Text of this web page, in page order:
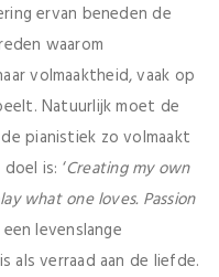
ervan beneden de
waarom
volmaaktheid, vaak op
Natuurlijk moet de
pianistiek zo volmaakt
is: ‘Creating my own
what one loves. Passion
levenslange
als verraad aan de liefde.